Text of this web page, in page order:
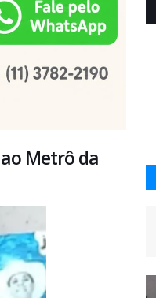
Metrô da